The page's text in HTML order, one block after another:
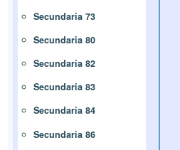
Secundaria 73
Secundaria 80
Secundaria 82
Secundaria 83
Secundaria 84
Secundaria 86